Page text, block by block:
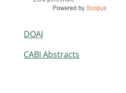
DOAJ
CABI Abstracts